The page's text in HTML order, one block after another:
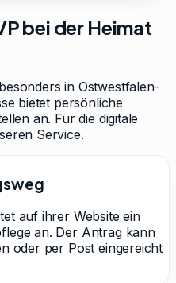
bei der Heimat
in Ostwestfalen-
bietet persönliche
an. Für die digitale
Service.
auf ihrer Website ein
an. Der Antrag kann
oder per Post eingereicht